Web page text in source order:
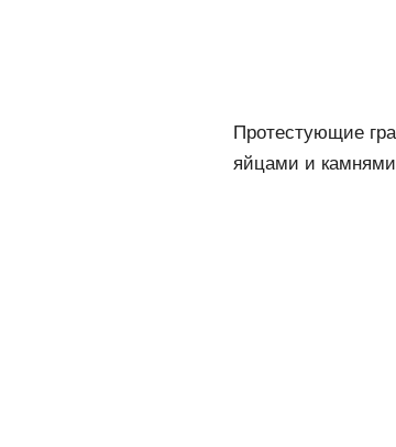
Протестующие
яйцами и